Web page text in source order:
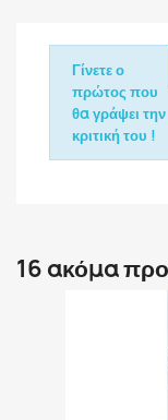
Γίνετε ο
πρώτος που
θα γράψει την
κριτική του !
16 ακόμα